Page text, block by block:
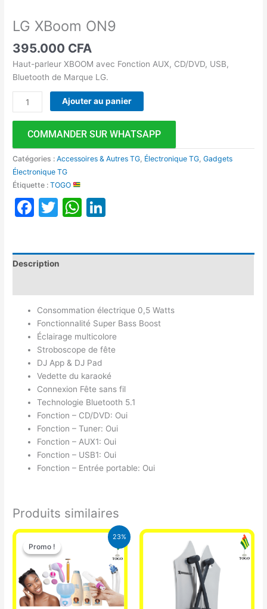
LG XBoom ON9
395.000 CFA
Haut-parleur XBOOM avec Fonction AUX, CD/DVD, USB,
Bluetooth de Marque LG.
Ajouter au panier
COMMANDER SUR WHATSAPP
Catégories :Accessoires & Autres TG, Électronique TG,Gadgets
Électronique TG
Étiquette :TOGO
Facebook
TwitterWhatsApp
Description
Consommation électrique 0,5 Watts
Fonctionnalité Super Bass Boost
Éclairage multicolore
Stroboscope de fête
DJ App & DJ Pad
Vedette du karaoké
Connexion Fête sans fil
Technologie Bluetooth 5.1
Fonction – CD/DVD: Oui
Fonction – Tuner: Oui
Fonction – AUX1: Oui
Fonction – USB1: Oui
Fonction – Entrée portable: Oui
Produits similaires
23%
Promo !
Promo !
Le
prix
initial
était :
65.000 CFA.
Le
prix
actuel
49.900 CFA.